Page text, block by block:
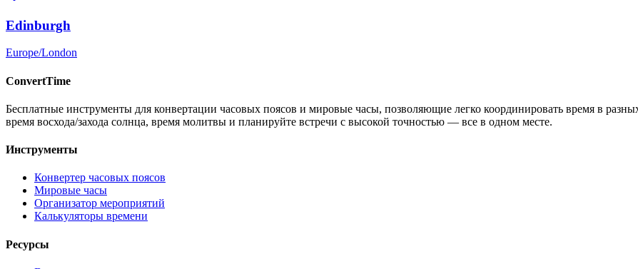
Edinburgh
Europe/London
ConvertTime
Бесплатные инструменты для конвертации часовых поясов и мировые часы, позволяющие легко координировать время в
время восхода/захода солнца, время молитвы и планируйте встречи с высокой точностью — все в одном месте.
Инструменты
Конвертер часовых поясов
Мировые часы
Организатор мероприятий
Калькуляторы времени
Ресурсы